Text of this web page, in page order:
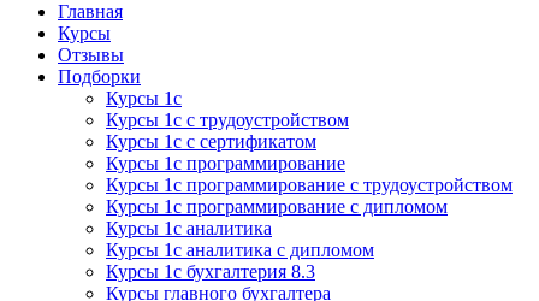
Курсы 1С
Курсы 1С официальная сертификация
Главная
Курсы
Отзывы
Подборки
Курсы 1с
Курсы 1с с трудоустройством
Курсы 1с с сертификатом
Курсы 1с программирование
Курсы 1с программирование с трудоустройством
Курсы 1с программирование с дипломом
Курсы 1с аналитика
Курсы 1с аналитика с дипломом
Курсы 1с бухгалтерия 8.3
Курсы главного бухгалтера